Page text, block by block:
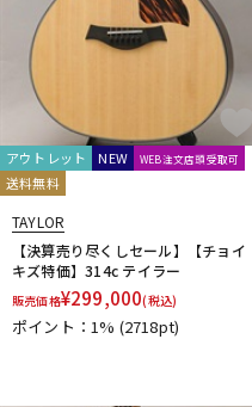
アウトレット NEW WEB注文店頭受取可
送料無料
TAYLOR
【決算売り尽くしセール】【チョイ
キズ特価】314c テイラー
販売価格¥299,000(税込)
ポイント：1% (2718pt)